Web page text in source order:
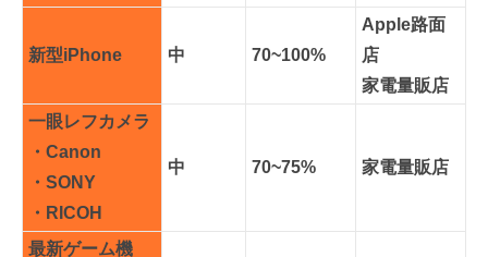
新型iPhone 中 70~100%
Apple路面
店
家電量販店
一眼レフカメラ
・Canon
・SONY
・RICOH
中 70~75% 家電量販店
最新ゲーム機